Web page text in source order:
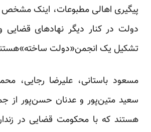
پیگیری اهالی مطبوعات، اینک
دولت در کنار دیگر نهادهای قضایی
تشکیل یک انجمن«دولت
مسعود باستانی، علیرضا رجایی،
سعید متین‌پور و عدنان حسن‌پور از
هستند که با محکومت قضایی در